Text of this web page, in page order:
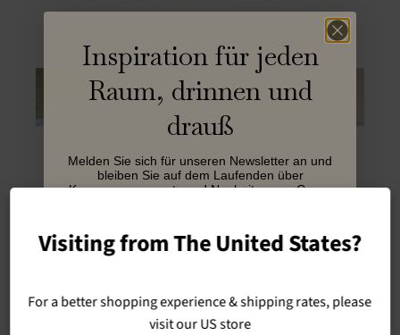
H.C. Andersen Festivals
www.blomsterfestival.dk
Visiting from The United States?
For a better shopping experience & shipping rates, please
visit our US store
Inspiration für jeden
Raum, drinnen und
drauß
Melden Sie sich für unseren Newsletter an und
bleiben Sie auf dem Laufenden über
Kampagnen, events und Neuheiten von Cane-
Name
Email